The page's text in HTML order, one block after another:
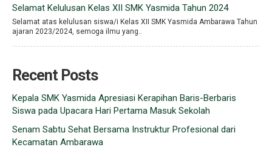
Selamat Kelulusan Kelas XII SMK Yasmida Tahun 2024
Selamat atas kelulusan siswa/i Kelas XII SMK Yasmida Ambarawa Tahun
ajaran 2023/2024, semoga ilmu yang..
Recent Posts
Kepala SMK Yasmida Apresiasi Kerapihan Baris-Berbaris
Siswa pada Upacara Hari Pertama Masuk Sekolah
Senam Sabtu Sehat Bersama Instruktur Profesional dari
Kecamatan Ambarawa